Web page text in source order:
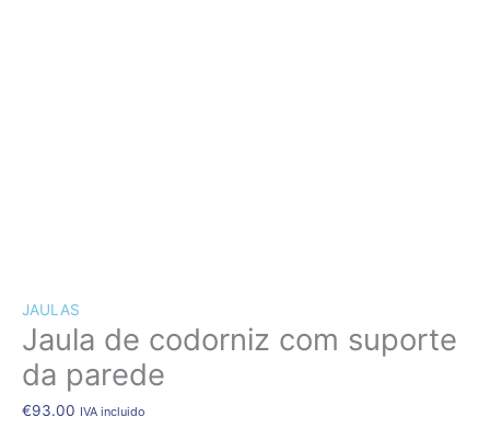
JAULAS
Jaula de codorniz com suporte
da parede
€93.00 IVA incluido
de
Jaula
de
codorniz
com